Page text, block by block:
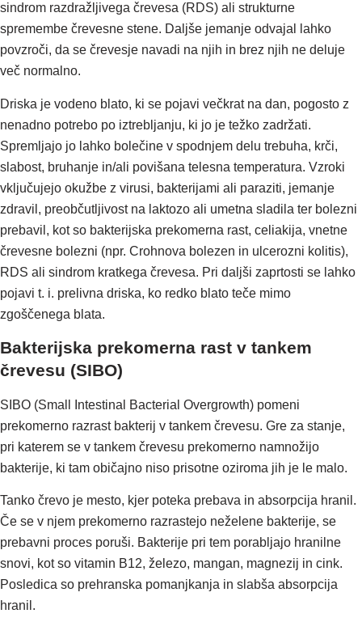
sindrom razdražljivega črevesa (RDS) ali strukturne
spremembe črevesne stene. Daljše jemanje odvajal lahko
povzroči, da se črevesje navadi na njih in brez njih ne deluje
več normalno.
Driska je vodeno blato, ki se pojavi večkrat na dan, pogosto z
nenadno potrebo po iztrebljanju, ki jo je težko zadržati.
Spremljajo jo lahko bolečine v spodnjem delu trebuha, krči,
slabost, bruhanje in/ali povišana telesna temperatura. Vzroki
vključujejo okužbe z virusi, bakterijami ali paraziti, jemanje
zdravil, preobčutljivost na laktozo ali umetna sladila ter bolezni
prebavil, kot so bakterijska prekomerna rast, celiakija, vnetne
črevesne bolezni (npr. Crohnova bolezen in ulcerozni kolitis),
RDS ali sindrom kratkega črevesa. Pri daljši zaprtosti se lahko
pojavi t. i. prelivna driska, ko redko blato teče mimo
zgoščenega blata.
Bakterijska prekomerna rast v tankem
črevesu (SIBO)
SIBO (Small Intestinal Bacterial Overgrowth) pomeni
prekomerno razrast bakterij v tankem črevesu. Gre za stanje,
pri katerem se v tankem črevesu prekomerno namnožijo
bakterije, ki tam običajno niso prisotne oziroma jih je le malo.
Tanko črevo je mesto, kjer poteka prebava in absorpcija hranil.
Če se v njem prekomerno razrastejo neželene bakterije, se
prebavni proces poruši. Bakterije pri tem porabljajo hranilne
snovi, kot so vitamin B12, železo, mangan, magnezij in cink.
Posledica so prehranska pomanjkanja in slabša absorpcija
hranil.